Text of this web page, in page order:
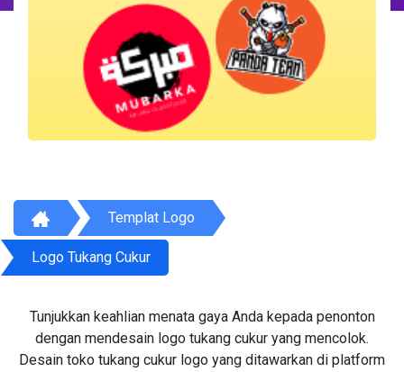
Templat Logo
Logo Tukang Cukur
Tunjukkan keahlian menata gaya Anda kepada penonton
dengan mendesain logo tukang cukur yang mencolok.
Desain toko tukang cukur logo yang ditawarkan di platform